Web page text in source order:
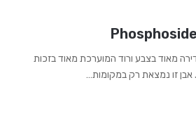
מאוד בצבע ורוד המוערכת מאוד בזכות
אבן זו נמצאת רק במקומות…